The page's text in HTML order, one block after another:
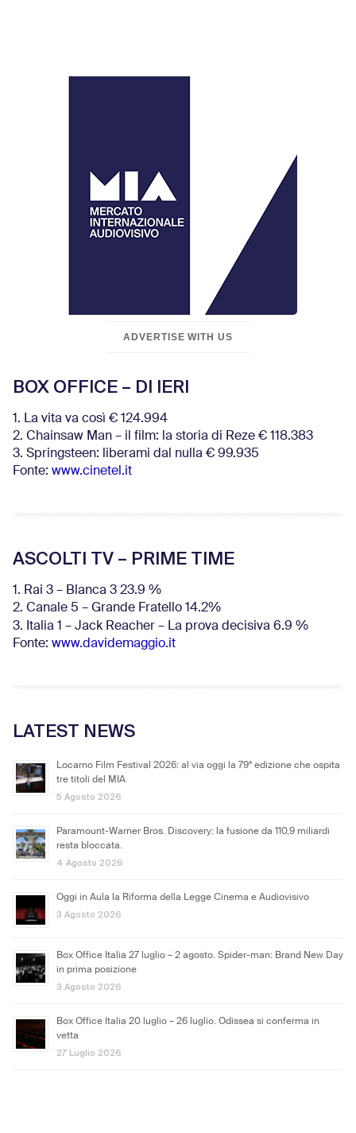
ADVERTISE WITH US
BOX OFFICE – DI IERI
1. La vita va così € 124.994
2. Chainsaw Man – il film: la storia di Reze € 118.383
3. Springsteen: liberami dal nulla € 99.935
Fonte: www.cinetel.it
ASCOLTI TV – PRIME TIME
1. Rai 3 – Blanca 3 23.9 %
2. Canale 5 – Grande Fratello 14.2%
3. Italia 1 – Jack Reacher – La prova decisiva 6.9 %
Fonte: www.davidemaggio.it
LATEST NEWS
Locarno Film Festival 2026: al via oggi la 79ª edizione che ospita
tre titoli del MIA
5 Agosto 2026
Paramount-Warner Bros. Discovery: la fusione da 110,9 miliardi
resta bloccata.
4 Agosto 2026
Oggi in Aula la Riforma della Legge Cinema e Audiovisivo
3 Agosto 2026
Box Office Italia 27 luglio – 2 agosto. Spider-man: Brand New Day
in prima posizione
3 Agosto 2026
Box Office Italia 20 luglio – 26 luglio. Odissea si conferma in
vetta
27 Luglio 2026